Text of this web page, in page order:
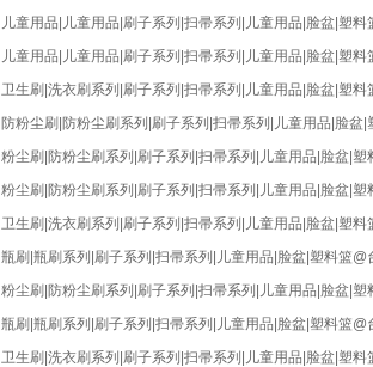
儿童用品|儿童用品|刷子系列|扫帚系列|儿童用品|脸盆|塑
儿童用品|儿童用品|刷子系列|扫帚系列|儿童用品|脸盆|塑
卫生刷|洗衣刷系列|刷子系列|扫帚系列|儿童用品|脸盆|塑
防粉尘刷|防粉尘刷系列|刷子系列|扫帚系列|儿童用品|脸盆
粉尘刷|防粉尘刷系列|刷子系列|扫帚系列|儿童用品|脸盆|
粉尘刷|防粉尘刷系列|刷子系列|扫帚系列|儿童用品|脸盆|
卫生刷|洗衣刷系列|刷子系列|扫帚系列|儿童用品|脸盆|塑
瓶刷|瓶刷系列|刷子系列|扫帚系列|儿童用品|脸盆|塑料篮
粉尘刷|防粉尘刷系列|刷子系列|扫帚系列|儿童用品|脸盆|
瓶刷|瓶刷系列|刷子系列|扫帚系列|儿童用品|脸盆|塑料篮
卫生刷|洗衣刷系列|刷子系列|扫帚系列|儿童用品|脸盆|塑